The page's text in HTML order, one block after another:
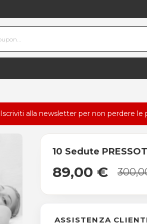
Iscriviti alla newsletter per non perdere le
10 Sedute
89,00 €
ASSISTENZA